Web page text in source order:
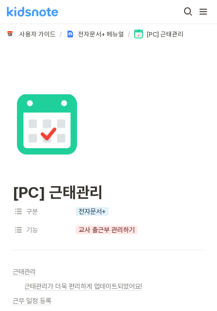
사용자 가이드 / 전자문서+ 메뉴얼 / [PC] 근태관리
[PC] 근태관리
구분 전자문서+
기능 교사 출근부 관리하기
근태관리
근태관리가 더욱 편리하게 업데이트되었어요!
근무 일정 등록